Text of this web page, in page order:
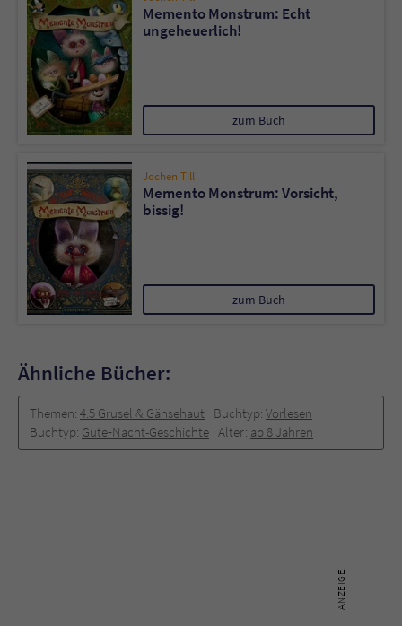
Memento Monstrum: Echt
ungeheuerlich!
zum Buch
Jochen Till
Memento Monstrum: Vorsicht,
bissig!
zum Buch
Ähnliche Bücher:
Themen: 4.5 Grusel & Gänsehaut Buchtyp: Vorlesen
Buchtyp: Gute‐Nacht-Geschichte Alter: ab 8 Jahren